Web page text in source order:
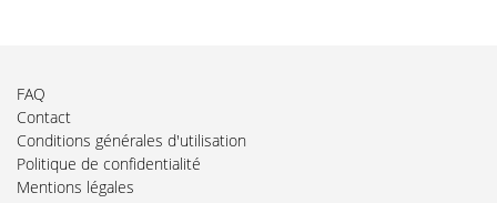
FAQ
Contact
Conditions générales d'utilisation
Politique de confidentialité
Mentions légales